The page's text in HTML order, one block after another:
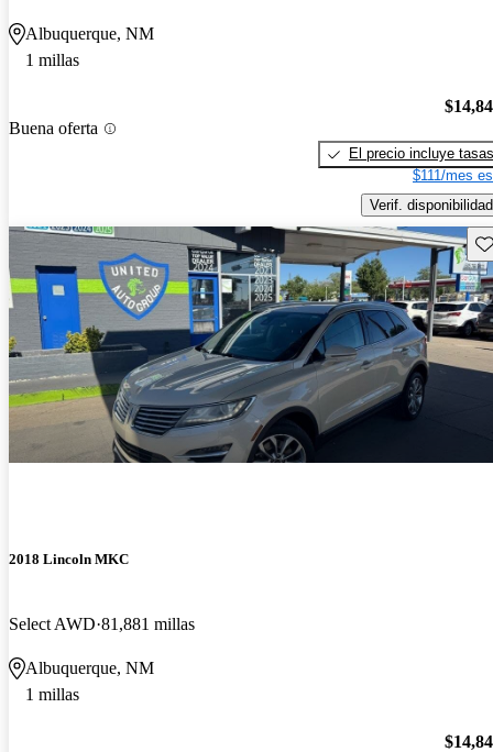
Albuquerque, NM
1 millas
Buena oferta
El precio incluye tasas
$111/mes
Verif. disponibilidad
2018 Lincoln MKC
Select AWD 81,881 millas
Albuquerque, NM
1 millas